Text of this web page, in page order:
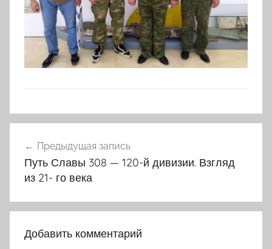
по
записям
Предыдущая запись
Путь Славы 308 — 120-й дивизии. Взгляд
из 21- го века
Добавить комментарий